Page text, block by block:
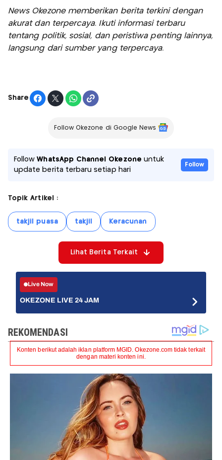
News Okezone memberikan berita terkini dengan
akurat dan terpercaya. Ikuti informasi terbaru
tentang politik, sosial, dan peristiwa penting lainnya,
langsung dari sumber yang terpercaya.
Share
Follow Okezone di Google News
FollowWhatsApp Channel Okezone untuk
update berita terbaru setiap hari
Follow
Topik Artikel :
takjil puasa takjil Keracunan
Lihat Berita Terkait
Live Now
OKEZONE LIVE 24 JAM